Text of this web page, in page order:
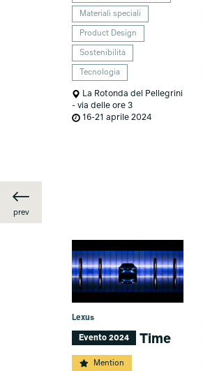
Materiali speciali
Product Design
Sostenibilità
Tecnologia
La Rotonda del Pellegrini
- via delle ore 3
16-21 aprile 2024
Lexus
Evento 2024 Time
Mention
prev